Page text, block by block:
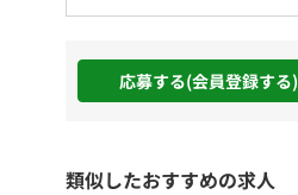
応募する(会員登録する)
類似したおすすめの求人